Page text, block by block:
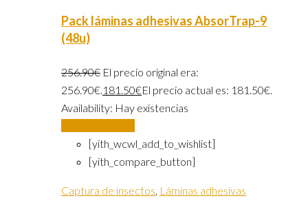
Pack láminas adhesivas AbsorTrap-9
(48u)
256.90€ El precio original era:
256.90€. 181.50€El precio actual es: 181.50€.
Availability: Hay existencias
[yith_wcwl_add_to_wishlist]
[yith_compare_button]
Captura de insectos Láminas adhesivas